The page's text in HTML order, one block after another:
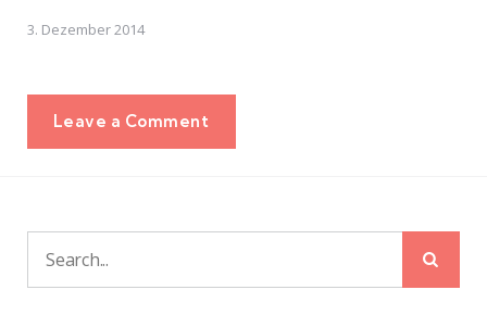
3. Dezember 2014
Leave a Comment
Search
for: